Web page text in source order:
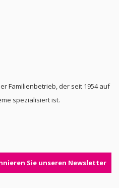
Familienbetrieb, der seit 1954 auf
spezialisiert ist.
Sie unseren Newsletter